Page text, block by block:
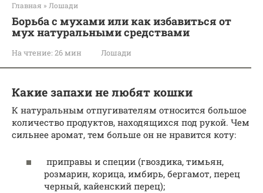
Главная » Лошади
Борьба с мухами или как избавиться от
мух натуральными средствами
На чтение: 26 мин Лошади
Какие запахи не любят кошки
К натуральным отпугивателям относится большое
количество продуктов, находящихся под рукой. Чем
сильнее аромат, тем больше он не нравится коту:
приправы и специи (гвоздика, тимьян,
розмарин, корица, имбирь, бергамот, перец
черный, кайенский перец);